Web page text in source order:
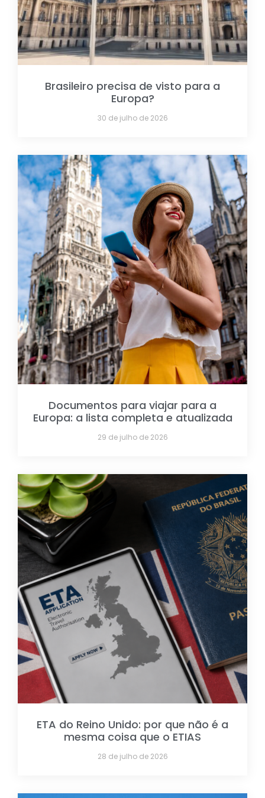
Brasileiro precisa de visto para a
Europa?
30 de julho de 2026
Documentos para viajar para a
Europa: a lista completa e atualizada
29 de julho de 2026
ETA do Reino Unido: por que não é a
mesma coisa que o ETIAS
28 de julho de 2026